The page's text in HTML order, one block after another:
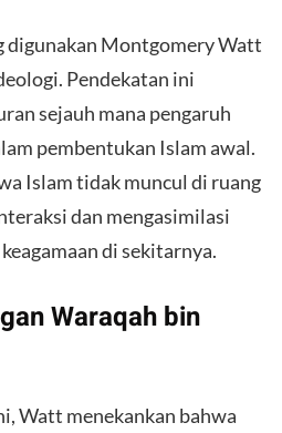
digunakan Montgomery Watt
Pendekatan ini
sejauh mana pengaruh
pembentukan Islam awal.
Islam tidak muncul di ruang
dan mengasimilasi
di sekitarnya.
Waraqah bin
Watt menekankan bahwa